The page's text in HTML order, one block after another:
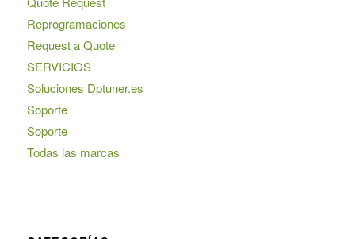
Reprogramaciones
Request a Quote
SERVICIOS
Soluciones Dptuner.es
Soporte
Soporte
Todas las marcas